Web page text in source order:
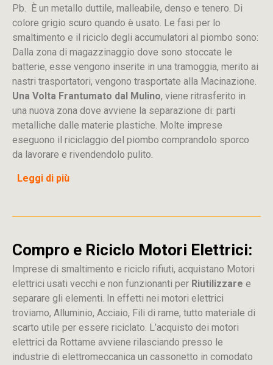
Pb. È un metallo duttile, malleabile, denso e tenero. Di
colore grigio scuro quando è usato. Le fasi per lo
smaltimento e il riciclo degli accumulatori al piombo sono:
Dalla zona di magazzinaggio dove sono stoccate le
batterie, esse vengono inserite in una tramoggia, merito ai
nastri trasportatori, vengono trasportate alla Macinazione.
Una Volta Frantumato dal Mulino, viene ritrasferito in
una nuova zona dove avviene la separazione di: parti
metalliche dalle materie plastiche. Molte imprese
eseguono il riciclaggio del piombo comprandolo sporco
da lavorare e rivendendolo pulito.
Leggi di più
Compro e Riciclo Motori Elettrici:
Imprese di smaltimento e riciclo rifiuti, acquistano Motori
elettrici usati vecchi e non funzionanti per Riutilizzare e
separare gli elementi. In effetti nei motori elettrici
troviamo, Alluminio, Acciaio, Fili di rame, tutto materiale di
scarto utile per essere riciclato. L’acquisto dei motori
elettrici da Rottame avviene rilasciando presso le
industrie di elettromeccanica un cassonetto in comodato